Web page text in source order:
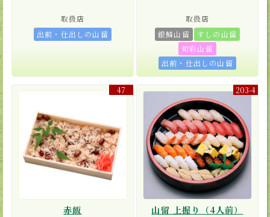
取扱店
出前・仕出しの山留
取扱店
銀鱗山留
すしの山留
旬彩山留
出前・仕出しの山留
47
赤飯
203-4
山留 上握り（4人前）